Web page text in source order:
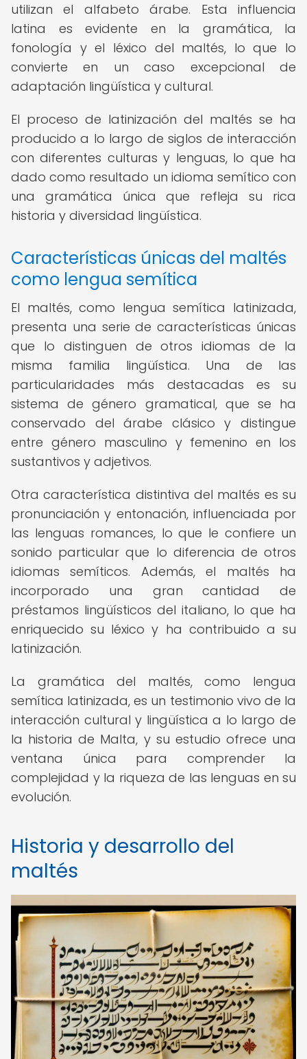
utilizan el alfabeto árabe. Esta influencia
latina es evidente en la gramática, la
fonología y el léxico del maltés, lo que lo
convierte en un caso excepcional de
adaptación lingüística y cultural.
El proceso de latinización del maltés se ha
producido a lo largo de siglos de interacción
con diferentes culturas y lenguas, lo que ha
dado como resultado un idioma semítico con
una gramática única que refleja su rica
historia y diversidad lingüística.
Características únicas del maltés
como lengua semítica
El maltés, como lengua semítica latinizada,
presenta una serie de características únicas
que lo distinguen de otros idiomas de la
misma familia lingüística. Una de las
particularidades más destacadas es su
sistema de género gramatical, que se ha
conservado del árabe clásico y distingue
entre género masculino y femenino en los
sustantivos y adjetivos.
Otra característica distintiva del maltés es su
pronunciación y entonación, influenciada por
las lenguas romances, lo que le confiere un
sonido particular que lo diferencia de otros
idiomas semíticos. Además, el maltés ha
incorporado una gran cantidad de
préstamos lingüísticos del italiano, lo que ha
enriquecido su léxico y ha contribuido a su
latinización.
La gramática del maltés, como lengua
semítica latinizada, es un testimonio vivo de la
interacción cultural y lingüística a lo largo de
la historia de Malta, y su estudio ofrece una
ventana única para comprender la
complejidad y la riqueza de las lenguas en su
evolución.
Historia y desarrollo del
maltés